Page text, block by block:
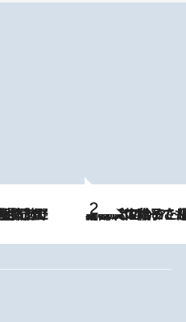
2026.8.5
【阿川佐和子さんの年とる力】なぜ70代で始めた趣味は“こんなに楽しい”のか？ ピアノ、俳句…スランプに陥っても続けられる“ある秘訣”とは